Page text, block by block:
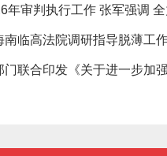
年审判执行工作 张军强调
南临高法院调研指导脱薄工
联合印发《关于进一步加